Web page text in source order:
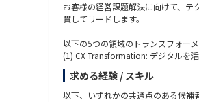
お客様の経営課題解決に向けて、
貫してリードします。
以下の5つの領域のトランスフォー
(1) CX Transformation: デジタルを
(2) Data Analytics Transformation:
(3) Machine-First Ops
(4a) Legacy System Modernization:
求める経験 / スキル
以下、いずれかの共通点のある候補